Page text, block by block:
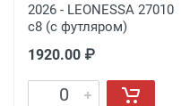
2026 - LEONESSA 27010
с8 (с футляром)
1920.00 ₽